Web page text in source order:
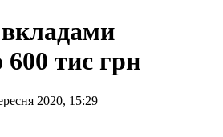
вкладами
600 тис грн
2020, 15:29